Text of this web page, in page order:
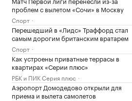
проблем с вылетом «Сочи» в Москву
Спорт
Перешедший в «Лидс» Траффорд стал
самым дорогим британским вратарем
Спорт
Как устроены приватные террасы в
квартирах «Серии плюс»
РБК и ПИК Серия плюс
Аэропорт Домодедово открыли для
приема и вылета самолетов